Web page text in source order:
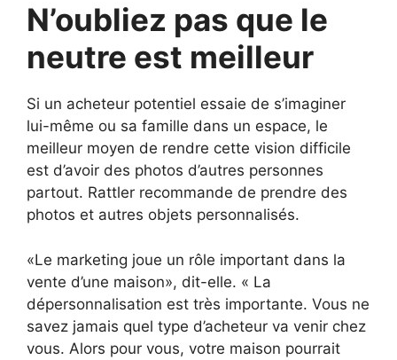
N’oubliez pas que le
neutre est meilleur
Si un acheteur potentiel essaie de s’imaginer
lui-même ou sa famille dans un espace, le
meilleur moyen de rendre cette vision difficile
est d’avoir des photos d’autres personnes
partout. Rattler recommande de prendre des
photos et autres objets personnalisés.
«Le marketing joue un rôle important dans la
vente d’une maison», dit-elle. « La
dépersonnalisation est très importante. Vous ne
savez jamais quel type d’acheteur va venir chez
vous. Alors pour vous, votre maison pourrait